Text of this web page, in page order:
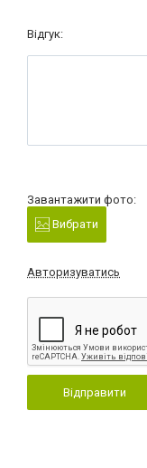
Відгук:
Завантажити фото:
Вибрати
Авторизуватись
Відправити